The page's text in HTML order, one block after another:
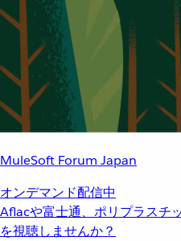
MuleSoft Forum Japan
オンデマンド配信中
Aflacや富士通、ポリプラスチ
を視聴しませんか？